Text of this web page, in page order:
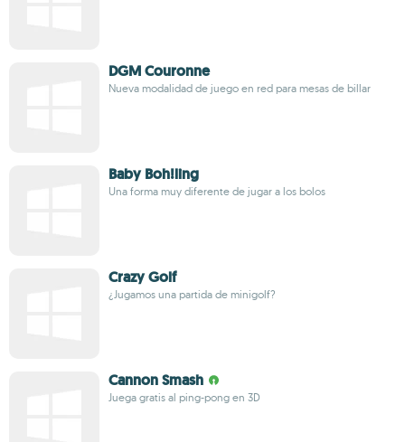
DGM Couronne
Nueva modalidad de juego en red para mesas de billar
Baby Boh!ling
Una forma muy diferente de jugar a los bolos
Crazy Golf
¿Jugamos una partida de minigolf?
Cannon Smash
Juega gratis al ping-pong en 3D